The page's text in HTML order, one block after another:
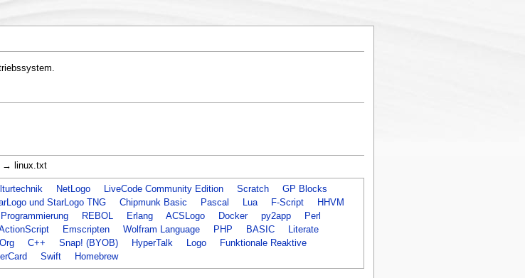
linux.txt
NetLogo LiveCode Community Edition Scratch
GP Blocks
und StarLogo TNG Chipmunk Basic Pascal Lua F-Script
HHVM
Programmierung REBOL Erlang ACSLogo Docker py2app
Perl
Emscripten Wolfram Language PHP BASIC
Literate
C++ Snap! (BYOB) HyperTalk Logo
Funktionale Reaktive
Swift Homebrew